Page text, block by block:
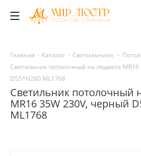
Главная - Каталог - Светильники -
Светильник потолочный на подвесе MR16
D55*H280 ML1768
Светильник потолочный
MR16 35W 230V, черный
ML1768